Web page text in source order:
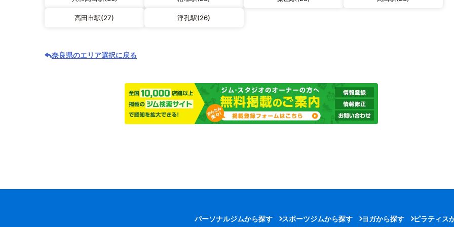
高田市駅(27) 浮孔駅(26)
奈良県のエリア選択に戻る
パーソナルジムから探す スポーツジムから探す ヨガから探す ピラティス